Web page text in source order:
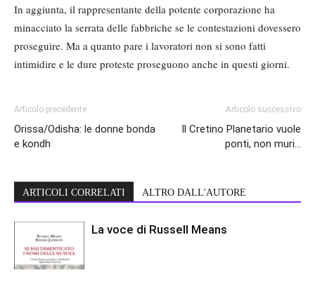
In aggiunta, il rappresentante della potente corporazione ha
minacciato la serrata delle fabbriche se le contestazioni dovessero
proseguire. Ma a quanto pare i lavoratori non si sono fatti
intimidire e le dure proteste proseguono anche in questi giorni.
Articolo precedente
Orissa/Odisha: le donne bonda
e kondh
Articolo successivo
Il Cretino Planetario vuole
ponti, non muri…
ARTICOLI CORRELATI ALTRO DALL'AUTORE
La voce di Russell Means